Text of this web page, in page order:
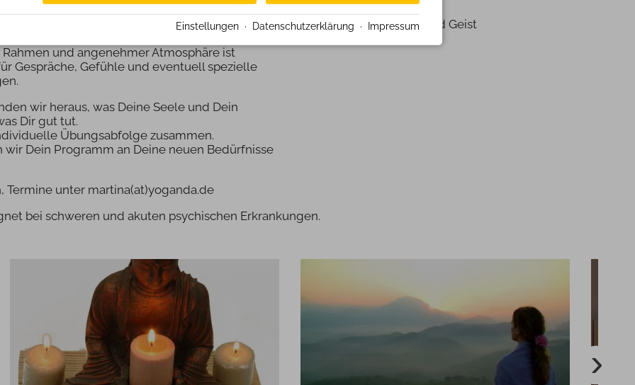
zu finden und Dein Energiefeld wieder zu stärken, indem sie Körper und Geist
und angenehmer Atmosphäre ist
Gespräche, Gefühle und eventuell spezielle
wir heraus, was Deine Seele und Dein
Dir gut tut.
Übungsabfolge zusammen.
wir Dein Programm an Deine neuen Bedürfnisse
Termine unter martina(at)yoganda.de
bei schweren und akuten psychischen Erkrankungen.
Einstellungen · Datenschutzerklärung · Impressum